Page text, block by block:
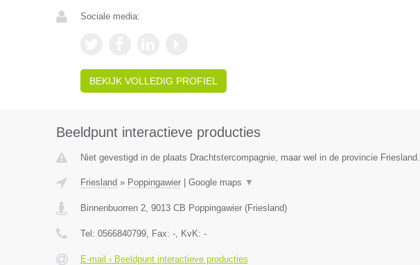
Sociale media:
BEKIJK VOLLEDIG PROFIEL
Beeldpunt interactieve producties
Niet gevestigd in de plaats Drachtstercompagnie, maar wel in de provincie Friesland.
Friesland » Poppingawier| Google maps ▼
Binnenbuorren 2, 9013 CB Poppingawier(Friesland)
Tel: 0566840799, Fax: -, KvK: -
E-mail › Beeldpunt interactieve producties